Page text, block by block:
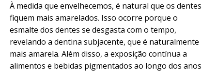
À medida que envelhecemos, é natural que os dentes
fiquem mais amarelados. Isso ocorre porque o
esmalte dos dentes se desgasta com o tempo,
revelando a dentina subjacente, que é naturalmente
mais amarela. Além disso, a exposição contínua a
alimentos e bebidas pigmentados ao longo dos anos